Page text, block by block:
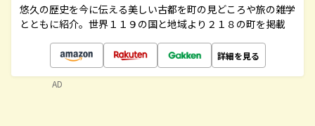
悠久の歴史を今に伝える美しい古都を町の見どころや旅の雑学
とともに紹介。世界１１９の国と地域より２１８の町を掲載
詳細を見る
AD